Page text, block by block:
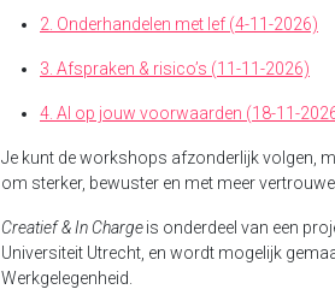
2. Onderhandelen met lef (4-11-2026)
3. Afspraken & risico’s (11-11-2026)
4. AI op jouw voorwaarden (18-11-
Je kunt de workshops afzonderlijk volgen,
om sterker, bewuster en met meer
Creatief & In Chargeis onderdeel van een
Universiteit Utrecht, en wordt mogelijk
Werkgelegenheid.